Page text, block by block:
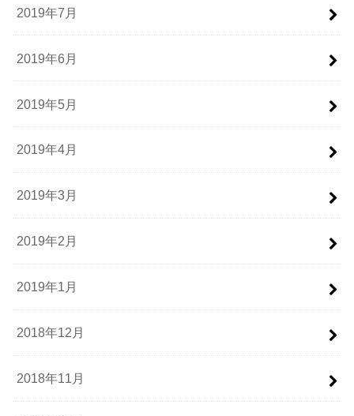
2019年7月
2019年6月
2019年5月
2019年4月
2019年3月
2019年2月
2019年1月
2018年12月
2018年11月